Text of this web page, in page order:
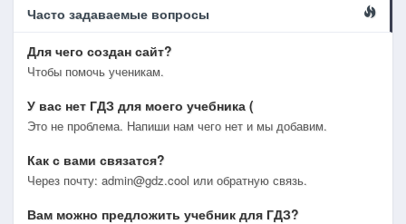
Часто задаваемые вопросы
Для чего создан сайт?
Чтобы помочь ученикам.
У вас нет ГДЗ для моего учебника (
Это не проблема. Напиши нам чего нет и мы добавим.
Как с вами связатся?
Через почту: admin@gdz.cool или обратную связь.
Вам можно предложить учебник для ГДЗ?